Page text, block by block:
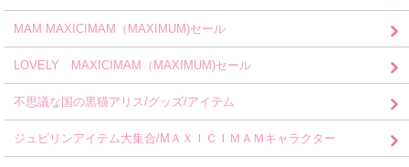
MAM MAXICIMAM（MAXIMUM)セール
LOVELY MAXICIMAM（MAXIMUM)セール
不思議な国の黒猫アリス/グッズ/アイテム
ジュピリンアイテム大集合/MＡＸＩＣＩＭＡＭキャラクター